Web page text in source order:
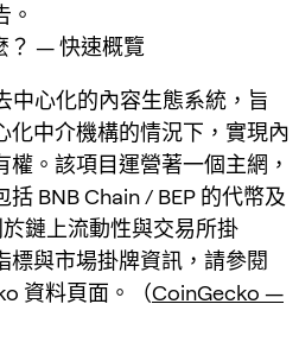
。
？ — 快速概覽
心化的內容生態系統，旨
化中介機構的情況下，實現內
。該項目運營著一個主網，
BNB Chain / BEP 的代幣及
鏈上流動性與交易所掛
標與市場掛牌資訊，請參閱
資料頁面。（CoinGecko —